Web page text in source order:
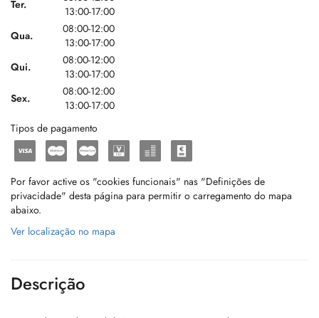
Ter.
13:00-17:00
Qua.
08:00-12:00
13:00-17:00
Qui.
08:00-12:00
13:00-17:00
Sex.
08:00-12:00
13:00-17:00
Tipos de pagamento
Por favor active os "cookies funcionais" nas "Definições de
privacidade" desta página para permitir o carregamento do mapa
abaixo.
Ver localização no mapa
Descrição